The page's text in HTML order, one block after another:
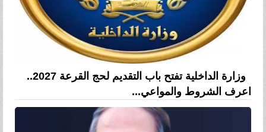
وزارة الداخلية تفتح باب التقديم لحج القرعة 2027..
اعرف الشروط والمواعي...